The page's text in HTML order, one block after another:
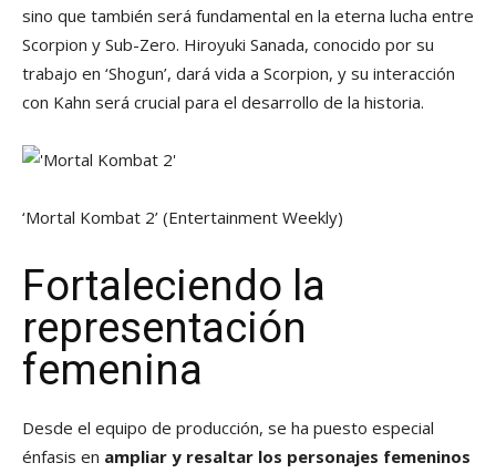
sino que también será fundamental en la eterna lucha entre
Scorpion y Sub-Zero. Hiroyuki Sanada, conocido por su
trabajo en ‘Shogun’, dará vida a Scorpion, y su interacción
con Kahn será crucial para el desarrollo de la historia.
‘Mortal Kombat 2’ (Entertainment Weekly)
Fortaleciendo la
representación
femenina
Desde el equipo de producción, se ha puesto especial
énfasis en ampliar y resaltar los personajes femeninos